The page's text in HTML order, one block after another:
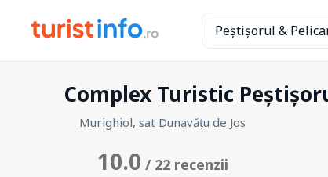
Complex Turistic
Murighiol, sat Dunavățu de Jos
10.0 / 22 recenzii